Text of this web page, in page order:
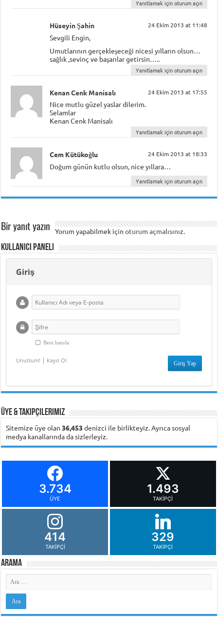
Yanıtlamak için oturum açın
Hüseyin Şahin 24 Ekim 2013 at 11:48
Sevgili Engin,
Umutlarının gerçekleşeceği nicesi yılların olsun…
sağlık ,sevinç ve başarılar getirsin…..
Yanıtlamak için oturum açın
Kenan Cenk Manisalı 24 Ekim 2013 at 17:55
Nice mutlu güzel yaslar dilerim.
Selamlar
Kenan Cenk Manisalı
Yanıtlamak için oturum açın
Cem Kütükoğlu 24 Ekim 2013 at 18:33
Doğum günün kutlu olsun, nice yıllara…
Yanıtlamak için oturum açın
Bir yanıt yazın Yorum yapabilmek içinoturum açmalısınız.
Kullanıcı Paneli
Giriş
Beni hatırla
Unuttum! | Kayıt Ol
Üye & Takipçilerimiz
Sitemize üye olan36,453 denizci ile birlikteyiz. Ayrıca sosyal
medya kanallarında da sizlerleyiz.
3.734
ÜYE
1.493
TAKIPÇI
414
TAKIPÇI
329
TAKIPÇI
Arama